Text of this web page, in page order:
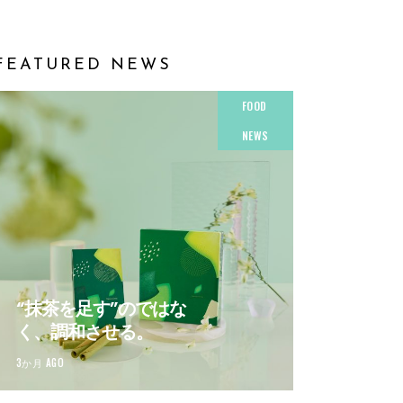
NEWS
FOOD
NEWS
“抹茶を足す”のではな
く、調和させる。
3か月 AGO